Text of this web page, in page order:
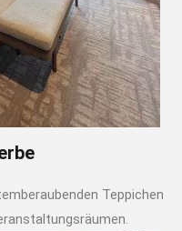
Teppichen